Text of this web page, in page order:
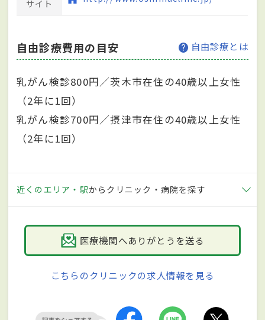
サイト
自由診療費用の目安 自由診療とは
乳がん検診800円／茨木市在住の40歳以上女性
（2年に1回）
乳がん検診700円／摂津市在住の40歳以上女性
（2年に1回）
近くのエリア・駅からクリニック・病院を探す
医療機関へありがとうを送る
こちらのクリニックの求人情報を見る